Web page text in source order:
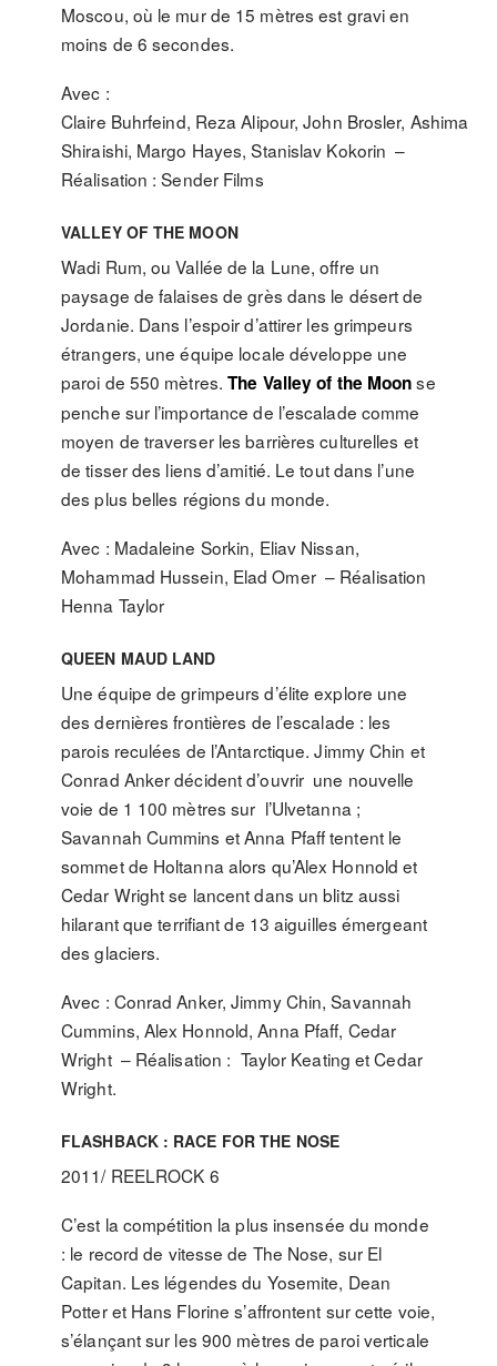
Moscou, où le mur de 15 mètres est gravi en
moins de 6 secondes.
Avec :
Claire Buhrfeind, Reza Alipour, John Brosler, Ashima
Shiraishi, Margo Hayes, Stanislav Kokorin –
Réalisation : Sender Films
VALLEY OF THE MOON
Wadi Rum, ou Vallée de la Lune, offre un
paysage de falaises de grès dans le désert de
Jordanie. Dans l’espoir d’attirer les grimpeurs
étrangers, une équipe locale développe une
paroi de 550 mètres.The Valley of the Moonse
penche sur l’importance de l’escalade comme
moyen de traverser les barrières culturelles et
de tisser des liens d’amitié. Le tout dans l’une
des plus belles régions du monde.
Avec : Madaleine Sorkin, Eliav Nissan,
Mohammad Hussein, Elad Omer – Réalisation
Henna Taylor
QUEEN MAUD LAND
Une équipe de grimpeurs d’élite explore une
des dernières frontières de l’escalade : les
parois reculées de l’Antarctique. Jimmy Chin et
Conrad Anker décident d’ouvrir une nouvelle
voie de 1 100 mètres sur l’Ulvetanna ;
Savannah Cummins et Anna Pfaff tentent le
sommet de Holtanna alors qu’Alex Honnold et
Cedar Wright se lancent dans un blitz aussi
hilarant que terrifiant de 13 aiguilles émergeant
des glaciers.
Avec : Conrad Anker, Jimmy Chin, Savannah
Cummins, Alex Honnold, Anna Pfaff, Cedar
Wright – Réalisation : Taylor Keating et Cedar
Wright.
FLASHBACK : RACE FOR THE NOSE
2011/ REELROCK 6
C’est la compétition la plus insensée du monde
: le record de vitesse de The Nose, sur El
Capitan. Les légendes du Yosemite, Dean
Potter et Hans Florine s’affrontent sur cette voie,
s’élançant sur les 900 mètres de paroi verticale